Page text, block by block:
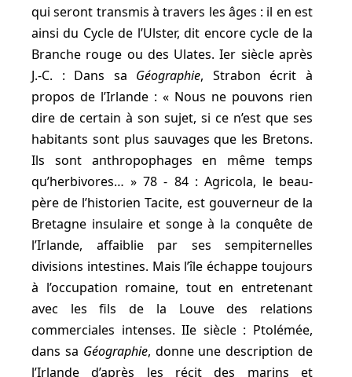
qui seront transmis à travers les âges : il en est
ainsi du Cycle de l’Ulster, dit encore cycle de la
Branche rouge ou des Ulates. Ier siècle après
J.-C. : Dans sa Géographie, Strabon écrit à
propos de l’Irlande : « Nous ne pouvons rien
dire de certain à son sujet, si ce n’est que ses
habitants sont plus sauvages que les Bretons.
Ils sont anthropophages en même temps
qu’herbivores… » 78 - 84 : Agricola, le beau-
père de l’historien Tacite, est gouverneur de la
Bretagne insulaire et songe à la conquête de
l’Irlande, affaiblie par ses sempiternelles
divisions intestines. Mais l’île échappe toujours
à l’occupation romaine, tout en entretenant
avec les fils de la Louve des relations
commerciales intenses. IIe siècle : Ptolémée,
dans sa Géographie, donne une description de
l’Irlande d’après les récit des marins et